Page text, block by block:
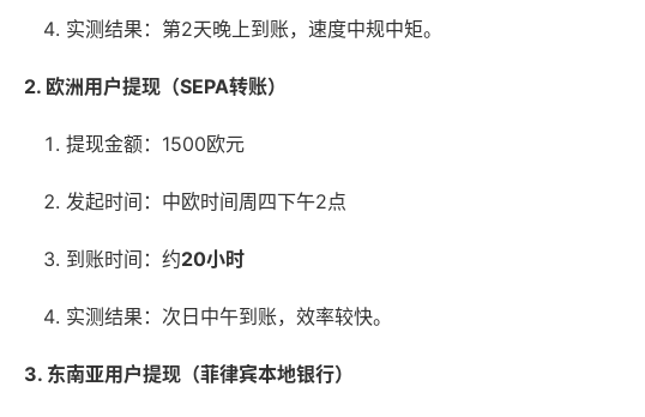
实测结果：第2天晚上到账，速度中规中矩。
2. 欧洲用户提现（SEPA转账）
提现金额：1500欧元
发起时间：中欧时间周四下午2点
到账时间：约20小时
实测结果：次日中午到账，效率较快。
3. 东南亚用户提现（菲律宾本地银行）